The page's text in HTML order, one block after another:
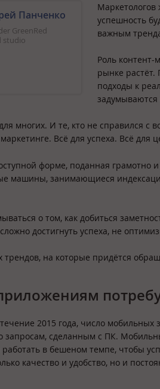
Панченко
GreenRed
studio
Маркетологов
успешность
важным
Роль
рынке
подходы к
многих. И те, кто не справился с
Всё для успеха. Всё для
форме, поданная грамотно и
машины, занимающиеся
о том, как добиться
достигнуть успеха, не
трендов, на которые придётся
2015 года, число
запросам, сделанным с ПК.
в бешеном темпе, чтобы
качество и удобство, но и